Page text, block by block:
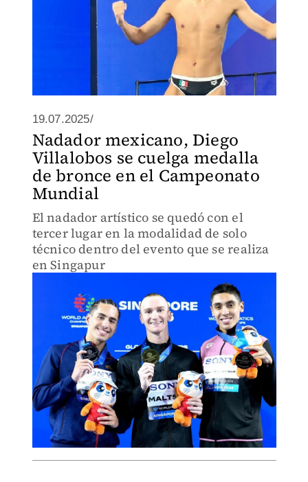
19.07.2025/
Nadador mexicano, Diego
Villalobos se cuelga medalla
de bronce en el Campeonato
Mundial
El nadador artístico se quedó con el
tercer lugar en la modalidad de solo
técnico dentro del evento que se realiza
en Singapur